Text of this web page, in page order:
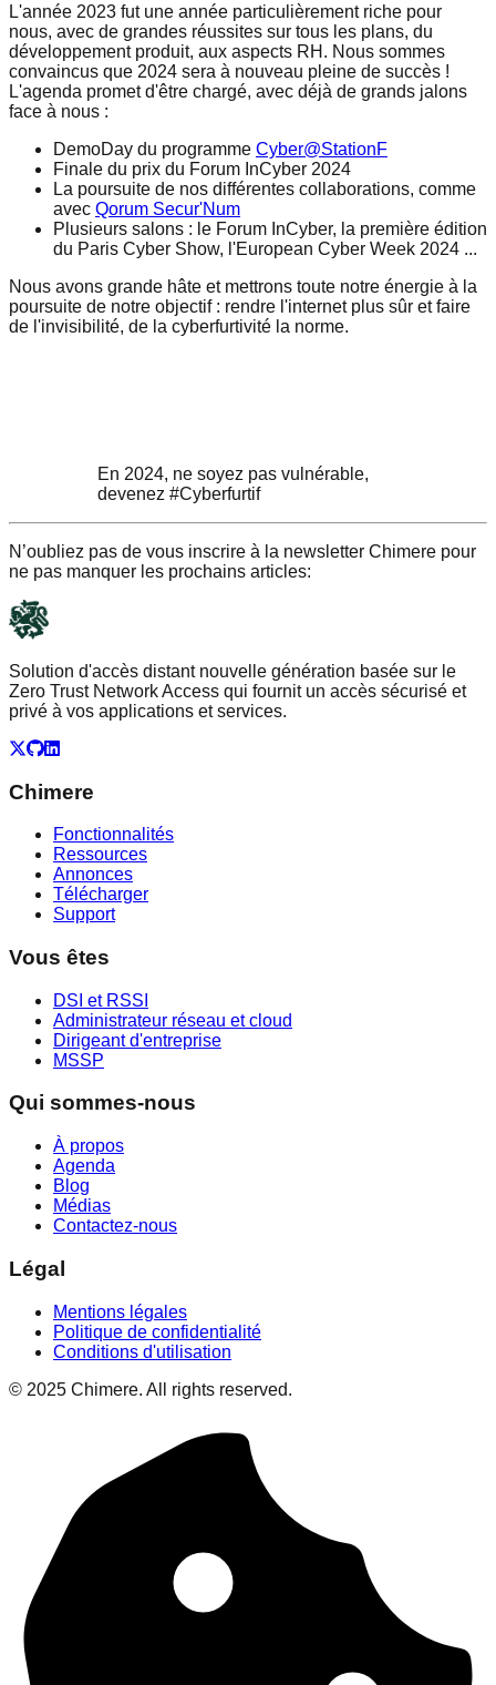
L'année 2023 fut une année particulièrement riche pour
nous, avec de grandes réussites sur tous les plans, du
développement produit, aux aspects RH. Nous sommes
convaincus que 2024 sera à nouveau pleine de succès !
L'agenda promet d'être chargé, avec déjà de grands jalons
face à nous :
DemoDay du programme Cyber@StationF
Finale du prix du Forum InCyber 2024
La poursuite de nos différentes collaborations, comme
avec Qorum Secur'Num
Plusieurs salons : le Forum InCyber, la première édition
du Paris Cyber Show, l'European Cyber Week 2024 ...
Nous avons grande hâte et mettrons toute notre énergie à la
poursuite de notre objectif : rendre l'internet plus sûr et faire
de l'invisibilité, de la cyberfurtivité la norme.
En 2024, ne soyez pas vulnérable,
devenez #Cyberfurtif
N’oubliez pas de vous inscrire à la newsletter Chimere pour
ne pas manquer les prochains articles:
Solution d'accès distant nouvelle génération basée sur le
Zero Trust Network Access qui fournit un accès sécurisé et
privé à vos applications et services.
X GitHub
LinkedIn
Chimere
Fonctionnalités
Ressources
Annonces
Télécharger
Support
Vous êtes
DSI et RSSI
Administrateur réseau et cloud
Dirigeant d'entreprise
MSSP
Qui sommes-nous
À propos
Agenda
Blog
Médias
Contactez-nous
Légal
Mentions légales
Politique de confidentialité
Conditions d'utilisation
© 2025 Chimere. All rights reserved.